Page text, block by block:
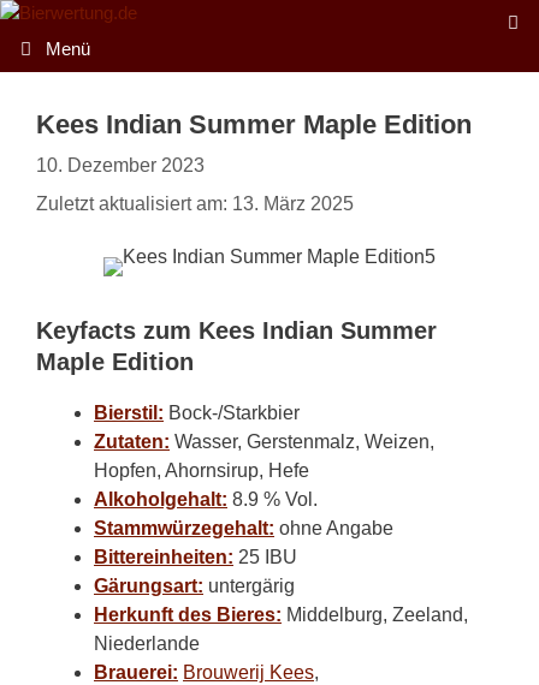
Zum
Inhalt
springen
Menü
Kees Indian Summer Maple Edition
10. Dezember 2023
Zuletzt aktualisiert am: 13. März 2025
Keyfacts zum Kees Indian Summer
Maple Edition
Bierstil: Bock-/Starkbier
Zutaten: Wasser, Gerstenmalz, Weizen,
Hopfen, Ahornsirup, Hefe
Alkoholgehalt: 8.9 % Vol.
Stammwürzegehalt: ohne Angabe
Bittereinheiten: 25 IBU
Gärungsart: untergärig
Herkunft des Bieres: Middelburg, Zeeland,
Niederlande
Brauerei: Brouwerij Kees,